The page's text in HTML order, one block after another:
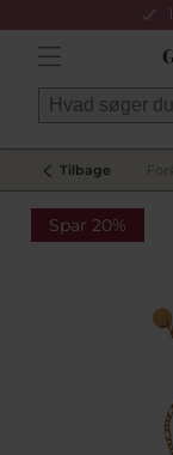
Tilbage
Spar 20%